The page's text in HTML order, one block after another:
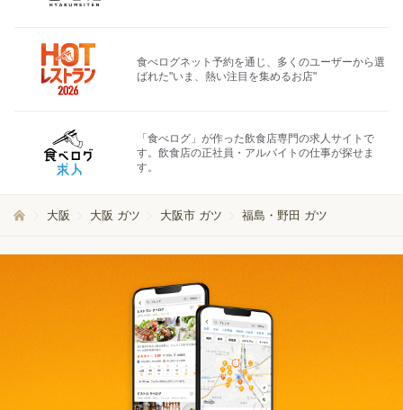
食べログネット予約を通じ、多くのユーザーから選
ばれた"いま、熱い注目を集めるお店"
「食べログ」が作った飲食店専門の求人サイトで
す。飲食店の正社員・アルバイトの仕事が探せま
す。
大阪 大阪 ガツ 大阪市 ガツ 福島・野田 ガツ